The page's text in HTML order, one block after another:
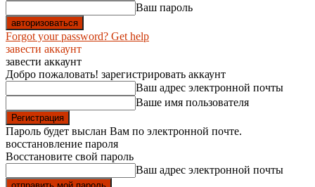
Ваш пароль
Forgot your password? Get help
завести аккаунт
завести аккаунт
Добро пожаловать! зарегистрировать аккаунт
Ваш адрес электронной почты
Ваше имя пользователя
Пароль будет выслан Вам по электронной почте.
восстановление пароля
Восстановите свой пароль
Ваш адрес электронной почты